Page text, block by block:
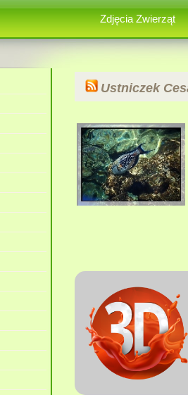
Zdjęcia Zwierząt
Ustniczek